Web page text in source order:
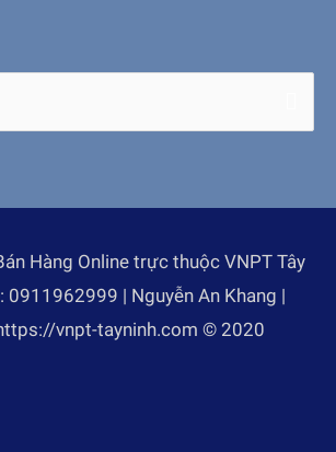
Hàng Online trực thuộc VNPT Tây
0911962999 | Nguyễn An Khang |
vnpt-tayninh.com © 2020